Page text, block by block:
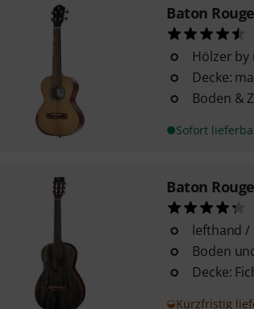
Baton Rouge
Hölzer by
Decke:
Boden &
Sofort
Baton Rouge
lefthand /
Boden
Decke:
Kurzfristig